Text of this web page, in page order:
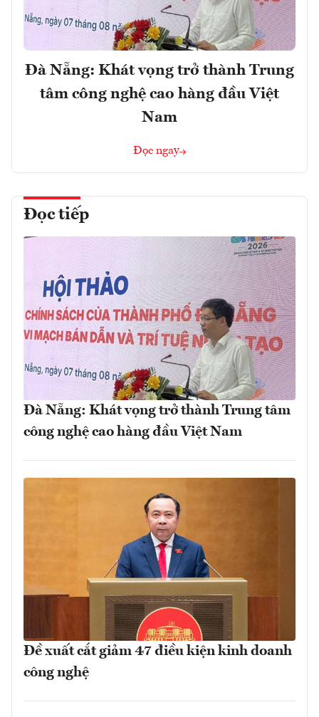
Đà Nẵng: Khát vọng trở thành Trung
tâm công nghệ cao hàng đầu Việt
Nam
Đọc ngay
Đọc tiếp
Đà Nẵng: Khát vọng trở thành Trung tâm
công nghệ cao hàng đầu Việt Nam
Đề xuất cắt giảm 47 điều kiện kinh doanh
công nghệ